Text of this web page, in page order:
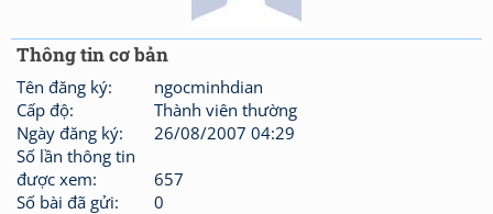
Thông tin cơ bản
Tên đăng ký:
ngocminhdian
Cấp độ:
Thành viên thường
Ngày đăng ký:
26/08/2007 04:29
Số lần thông tin
được xem:
657
Số bài đã gửi:
0